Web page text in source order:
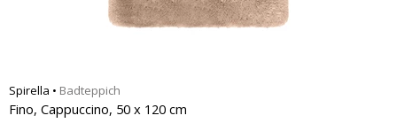
Spirella • Badteppich
Fino, Cappuccino, 50 x 120 cm